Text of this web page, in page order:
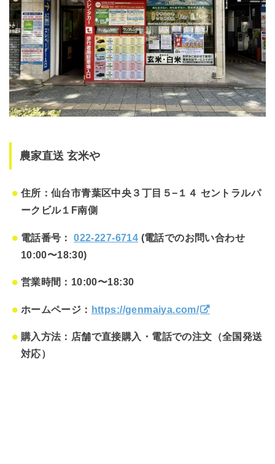
農家直送 玄米や
住所：仙台市青葉区中央３丁目５−１４ セントラルパ
ークビル１F南側
電話番号：022-227-6714 (電話でのお問い合わせ
10:00〜18:30)
営業時間：10:00〜18:30
ホームページ： https://genmaiya.com/
購入方法：店舗で直接購入・電話での注文（全国発送
対応）